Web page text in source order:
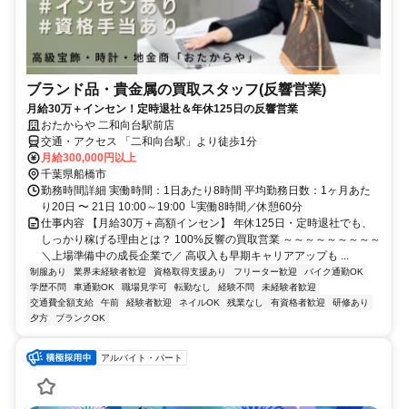
ブランド品・貴金属の買取スタッフ(反響営業)
月給30万＋インセン！定時退社＆年休125日の反響営業
おたからや 二和向台駅前店
交通・アクセス 「二和向台駅」より徒歩1分
月給300,000円以上
千葉県船橋市
勤務時間詳細 実働時間：1日あたり8時間 平均勤務日数：1ヶ月あた
り20日 〜 21日 10:00～19:00 └実働8時間／休憩60分
仕事内容 【月給30万＋高額インセン】 年休125日・定時退社でも、
しっかり稼げる理由とは？ 100%反響の買取営業 ～～～～～～～～～
＼上場準備中の成長企業で／ 高収入も早期キャリアアップも ...
制服あり 業界未経験者歓迎 資格取得支援あり フリーター歓迎
バイク通勤OK
学歴不問
車通勤OK 職場見学可 転勤なし 経験不問
未経験者歓迎
交通費全額支給
午前 経験者歓迎 ネイルOK 残業なし 有資格者歓迎
研修あり
夕方
ブランクOK
アルバイト・パート